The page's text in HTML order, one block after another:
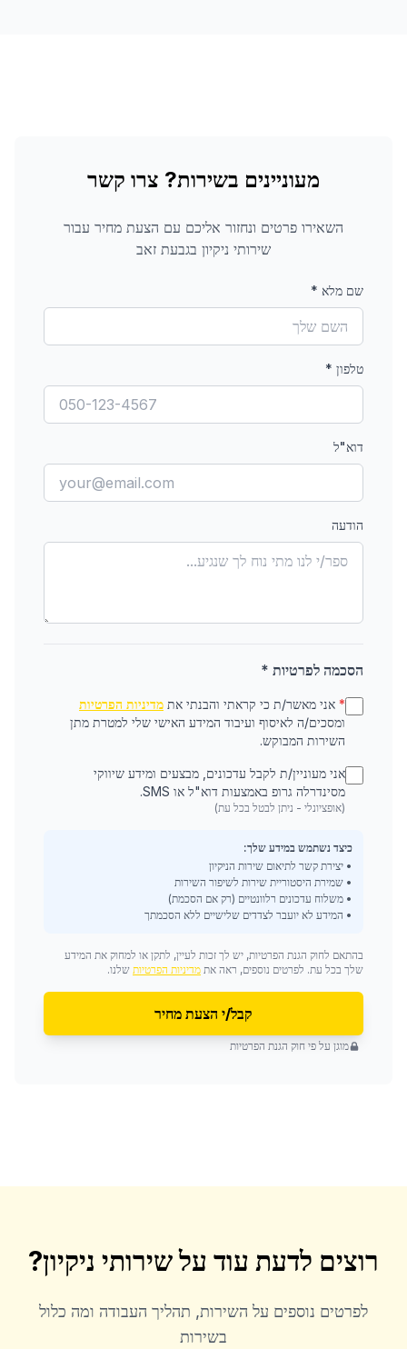
מעוניינים בשירות? צרו קשר
השאירו פרטים ונחזור אליכם עם הצעת מחיר עבור
שירותי ניקיון בגבעת זאב
שם מלא *
טלפון *
דוא"ל
הודעה
הסכמה לפרטיות *
* אני מאשר/ת כי קראתי והבנתי את מדיניות הפרטיות
ומסכים/ה לאיסוף ועיבוד המידע האישי שלי למטרת מתן
השירות המבוקש.
אני מעוניין/ת לקבל עדכונים, מבצעים ומידע שיווקי
מסינדרלה גרופ באמצעות דוא"ל או SMS.
(אופציונלי - ניתן לבטל בכל עת)
כיצד נשתמש במידע שלך:
• יצירת קשר לתיאום שירות הניקיון
• שמירת היסטוריית שירות לשיפור השירות
• משלוח עדכונים רלוונטיים (רק אם הסכמת)
• המידע לא יועבר לצדדים שלישיים ללא הסכמתך
בהתאם לחוק הגנת הפרטיות, יש לך זכות לעיין, לתקן או למחוק את המידע
שלך בכל עת. לפרטים נוספים, ראה את מדיניות הפרטיות שלנו.
קבל/י הצעת מחיר
מוגן על פי חוק הגנת הפרטיות
רוצים לדעת עוד עלשירותי ניקיון?
לפרטים נוספים על השירות, תהליך העבודה ומה כלול
בשירות